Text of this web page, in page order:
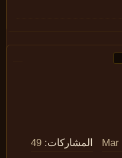
المشاركات: 49